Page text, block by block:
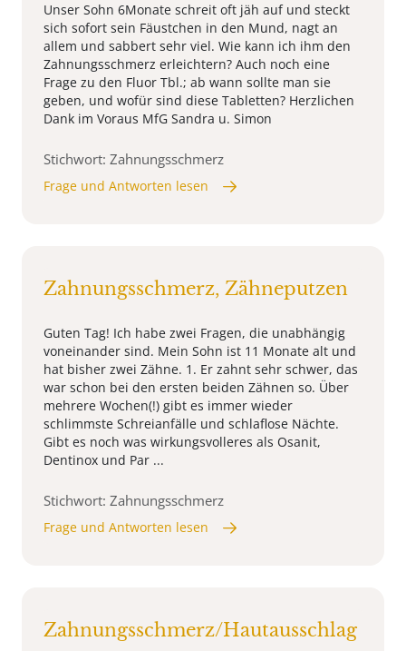
Unser Sohn 6Monate schreit oft jäh auf und steckt
sich sofort sein Fäustchen in den Mund, nagt an
allem und sabbert sehr viel. Wie kann ich ihm den
Zahnungsschmerz erleichtern? Auch noch eine
Frage zu den Fluor Tbl.; ab wann sollte man sie
geben, und wofür sind diese Tabletten? Herzlichen
Dank im Voraus MfG Sandra u. Simon
Stichwort: Zahnungsschmerz
Frage und Antworten lesen
Zahnungsschmerz, Zähneputzen
Guten Tag! Ich habe zwei Fragen, die unabhängig
voneinander sind. Mein Sohn ist 11 Monate alt und
hat bisher zwei Zähne. 1. Er zahnt sehr schwer, das
war schon bei den ersten beiden Zähnen so. Über
mehrere Wochen(!) gibt es immer wieder
schlimmste Schreianfälle und schlaflose Nächte.
Gibt es noch was wirkungsvolleres als Osanit,
Dentinox und Par ...
Stichwort: Zahnungsschmerz
Frage und Antworten lesen
Zahnungsschmerz/Hautausschlag